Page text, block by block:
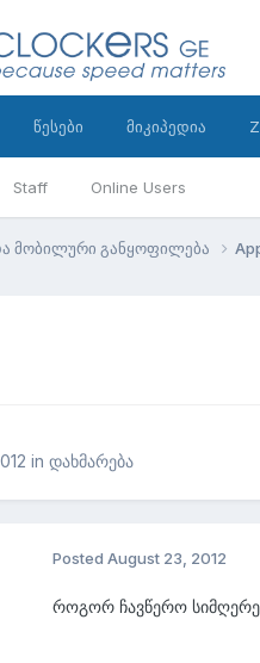
Staff Online Users
წესები მიკიპედია
მობილური განყოფილება
in დახმარება
Posted August 23, 2012
როგორ ჩავწერო